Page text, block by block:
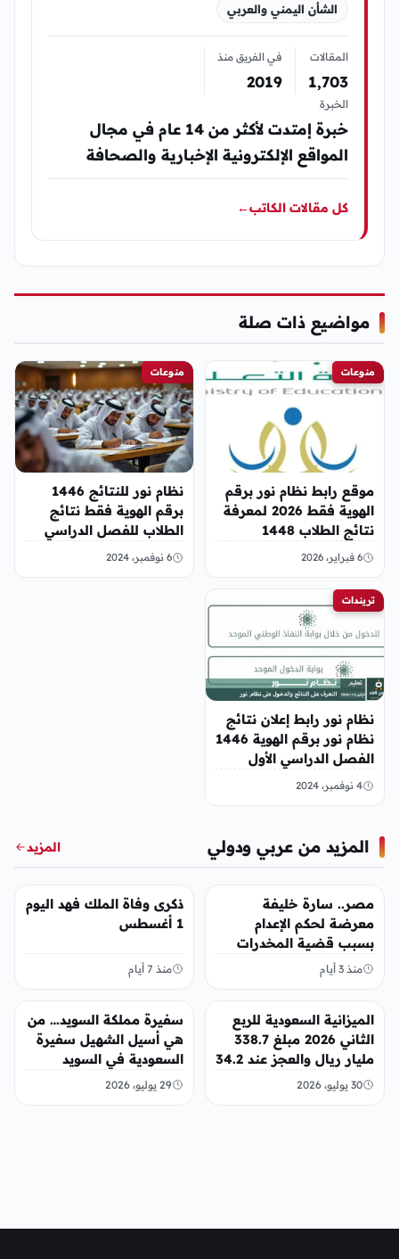
الشأن اليمني والعربي
المقالات
1٬703
في الفريق منذ
2019
الخبرة
خبرة إمتدت لأكثر من 14 عام في مجال
المواقع الإلكترونية الإخبارية والصحافة
كل مقالات الكاتب←
مواضيع ذات صلة
منوعات
موقع رابط نظام نور برقم
الهوية فقط 2026 لمعرفة
نتائج الطلاب 1448
6 فبراير، 2026
منوعات
نظام نور للنتائج 1446
برقم الهوية فقط نتائج
الطلاب للفصل الدراسي
الأول 1446 في السعودية
6 نوفمبر، 2024
تريندات
نظام نور رابط إعلان نتائج
نظام نور برقم الهوية 1446
الفصل الدراسي الأول
2024
4 نوفمبر، 2024
المزيد من عربي ودولي المزيد
مصر.. سارة خليفة
معرضة لحكم الإعدام
بسبب قضية المخدرات
الكبرى
منذ 3 أيام
عربي ودولي
ذكرى وفاة الملك فهد اليوم
1 أغسطس
منذ 7 أيام
عربي ودولي
الميزانية السعودية للربع
الثاني 2026 مبلغ 338.7
مليار ريال والعجز عند 34.2
مليار ريال
30 يوليو، 2026
عربي ودولي
سفيرة مملكة السويد… من
هي أسيل الشهيل سفيرة
السعودية في السويد
29 يوليو، 2026